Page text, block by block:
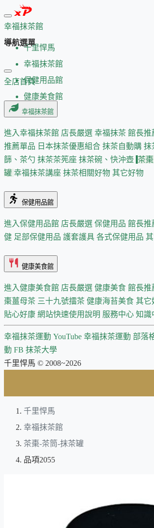
幸福抹茶館
千里悍馬
幸福抹茶館
保健用品館
健康美食館
導航選單
全店首頁
幸福抹茶館
進入幸福抹茶館 店長嚴選 幸福抹茶 館長推
推薦單品 日本抹茶優惠組合 抹茶自動購 抹
篩、茶勺 抹茶茶筅座 抹茶碗、快沖壺 茶
罐 幸福抹茶講座 抹茶相關好物 其它好物
保健用品館
進入保健用品館 店長嚴選 保健用品 館長推
健 足部保健用品 護套護具 各式保健用品
健康美食館
進入健康美食館 店長嚴選 健康美食 館長推
棗薑母茶 三十九號擂茶 健康海苔美食 其它
貼心好康 網站快速使用說明 服務中心 知識
幸福抹茶運動 YouTube 幸福抹茶運動 部落
動 FB 抹茶大學
千里悍馬 © 2008~2026
千里悍馬
幸福抹茶館
茶棗-茶筒-抹茶罐
品項2055